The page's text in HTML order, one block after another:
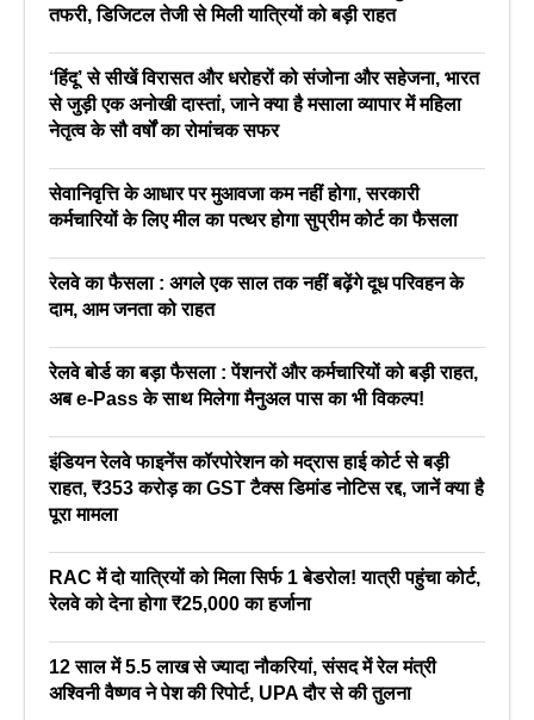
तफरी, डिजिटल तेजी से मिली यात्रियों को बड़ी राहत
‘हिंदू’ से सीखें विरासत और धरोहरों को संजोना और सहेजना, भारत
से जुड़ी एक अनोखी दास्तां, जाने क्या है मसाला व्यापार में महिला
नेतृत्व के सौ वर्षों का रोमांचक सफर
सेवानिवृत्ति के आधार पर मुआवजा कम नहीं होगा, सरकारी
कर्मचारियों के लिए मील का पत्थर होगा सुप्रीम कोर्ट का फैसला
रेलवे का फैसला : अगले एक साल तक नहीं बढ़ेंगे दूध परिवहन के
दाम, आम जनता को राहत
रेलवे बोर्ड का बड़ा फैसला : पेंशनरों और कर्मचारियों को बड़ी राहत,
अब e-Pass के साथ मिलेगा मैनुअल पास का भी विकल्प!
इंडियन रेलवे फाइनेंस कॉरपोरेशन को मद्रास हाई कोर्ट से बड़ी
राहत, ₹353 करोड़ का GST टैक्स डिमांड नोटिस रद्द, जानें क्या है
पूरा मामला
RAC में दो यात्रियों को मिला सिर्फ 1 बेडरोल! यात्री पहुंचा कोर्ट,
रेलवे को देना होगा ₹25,000 का हर्जाना
12 साल में 5.5 लाख से ज्यादा नौकरियां, संसद में रेल मंत्री
अश्विनी वैष्णव ने पेश की रिपोर्ट, UPA दौर से की तुलना